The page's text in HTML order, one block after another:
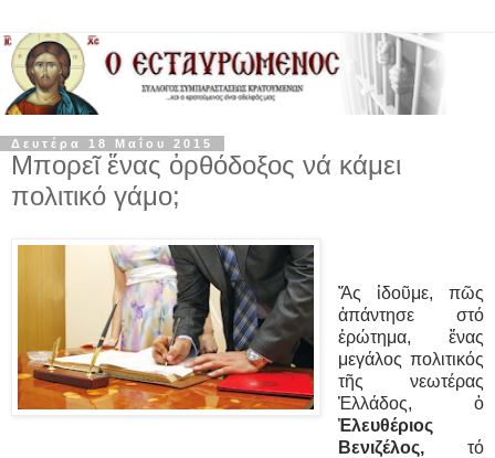
Δευτέρα 18 Μαΐου 2015
Μπορεῖ ἕνας ὀρθόδοξος νά κάμει
πολιτικό γάμο;
Ἄς ἰδοῦμε, πῶς
ἀπάντησε στό
ἐρώτημα, ἕνας
μεγάλος πολιτικός
τῆς νεωτέρας
Ἑλλάδος, ὁ
Ἐλευθέριος
Βενιζέλος,τό